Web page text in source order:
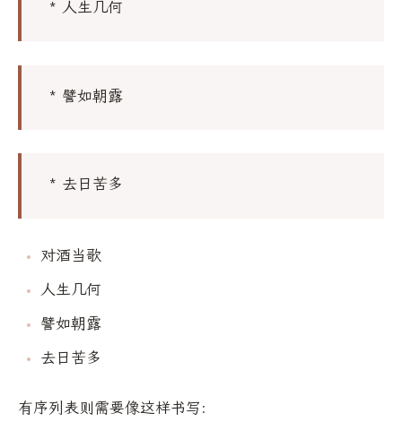
* 人生几何
* 譬如朝露
* 去日苦多
对酒当歌
人生几何
譬如朝露
去日苦多
有序列表则需要像这样书写: